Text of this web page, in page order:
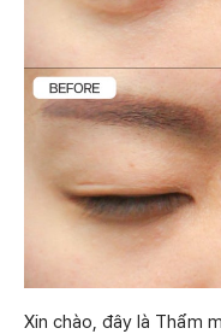
Xin chào, đây là Thẩm